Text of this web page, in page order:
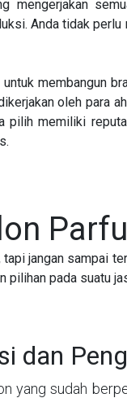
Anda tidak
membangun
oleh para
memiliki
jangan sampai
pilihan pada suatu
dan
yang sudah